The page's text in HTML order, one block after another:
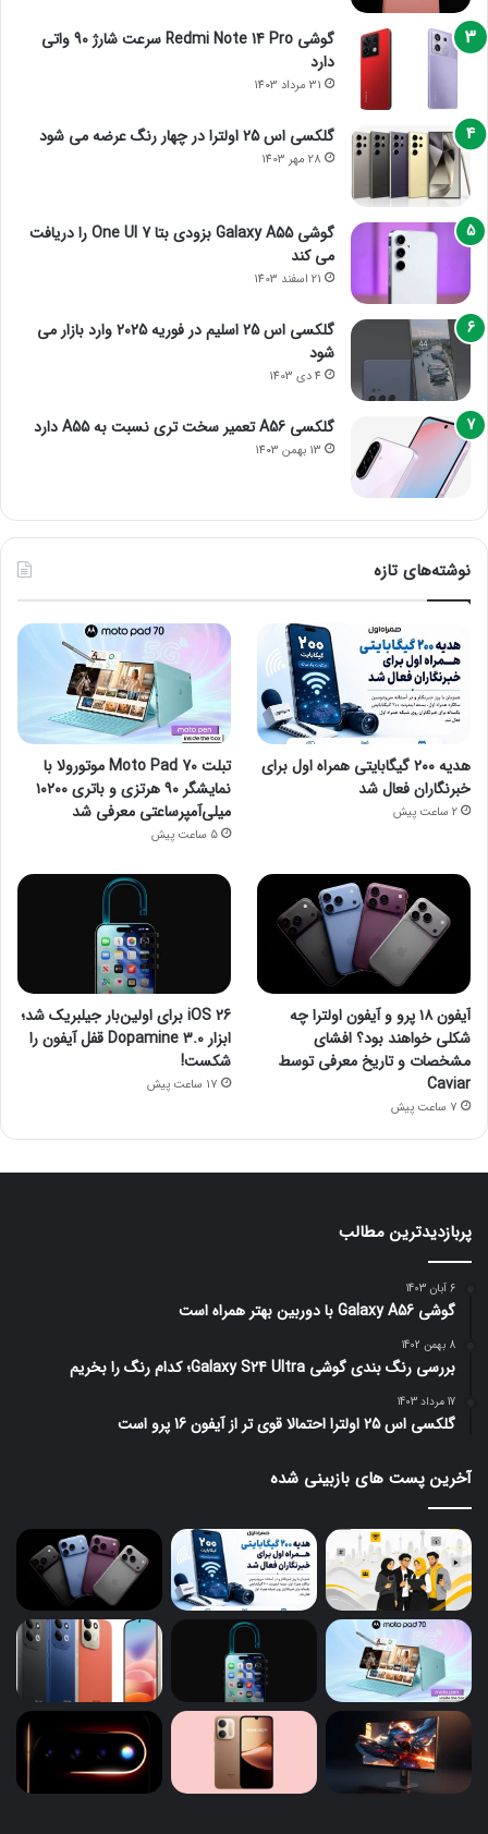
گوشی Redmi Note 14 Pro سرعت شارژ 90 واتی
دارد
31 مرداد 1403
گلکسی اس 25 اولترا در چهار رنگ عرضه می شود
28 مهر 1403
گوشی Galaxy A55 بزودی بتا One UI 7 را دریافت
می کند
21 اسفند 1403
گلکسی اس 25 اسلیم در فوریه 2025 وارد بازار می
شود
4 دی 1403
گلکسی A56 تعمیر سخت تری نسبت به A55 دارد
13 بهمن 1403
نوشته‌های تازه
هدیه ۲۰۰ گیگابایتی همراه اول برای
خبرنگاران فعال شد
2 ساعت پیش
تبلت Moto Pad 70 موتورولا با
نمایشگر ۹۰ هرتزی و باتری ۱۰۲۰۰
میلی‌آمپرساعتی معرفی شد
5 ساعت پیش
آیفون ۱۸ پرو و آیفون اولترا چه
شکلی خواهند بود؟ افشای
مشخصات و تاریخ معرفی توسط
Caviar
7 ساعت پیش
iOS 26 برای اولین‌بار جیلبریک شد؛
ابزار Dopamine 3.0 قفل آیفون را
شکست!
17 ساعت پیش
پربازدیدترین مطالب
6 آبان 1403
گوشی Galaxy A56 با دوربین بهتر همراه است
8 بهمن 1402
بررسی رنگ بندی گوشی Galaxy S24 Ultra؛ کدام رنگ را بخریم
17 مرداد 1403
گلکسی اس 25 اولترا احتمالا قوی تر از آیفون 16 پرو است
آخرین پست های بازبینی شده